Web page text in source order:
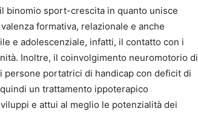
binomio sport-crescita in quanto unisce
formativa, relazionale e anche
e adolescenziale, infatti, il contatto con i
Inoltre, il coinvolgimento neuromotorio di
portatrici di handicap con deficit di
un trattamento ippoterapico
e attui al meglio le potenzialità dei